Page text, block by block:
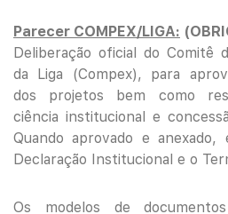
Parecer COMPEX/LIGA:
Deliberação oficial do Comitê
da Liga (Compex), para
dos projetos bem como
ciência institucional e
Quando aprovado e
Declaração Institucional e o
Os modelos de